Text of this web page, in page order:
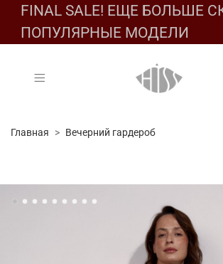
FINAL SALE! ЕЩЕ БОЛЬШЕ
ПОПУЛЯРНЫЕ МОДЕЛИ
Главная Вечерний гардероб